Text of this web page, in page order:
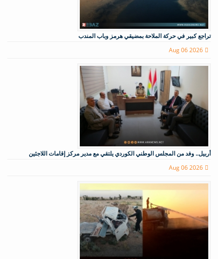
تراجع كبير في حركة الملاحة بمضيقي هرمز وباب المندب
Aug 06 2026
أربيل.. وفد من المجلس الوطني الكوردي يلتقي مع مدير مركز إقامات اللاجئين
Aug 06 2026